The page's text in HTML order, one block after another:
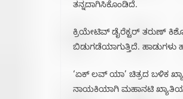
ತನ್ನದಾಗಿಸಿಕೊಂಡಿದೆ.
ಕ್ರಿಯೇಟಿವ್ ಡೈರೆಕ್ಟರ್​ ತರುಣ್
ಬಿಡುಗಡೆಯಾಗುತ್ತಿದೆ. ಹಾಡುಗಳು
‘ಏಕ್ ಲವ್ ಯಾ’ ಚಿತ್ರದ ಬಳಿಕ
ನಾಯಕಿಯಾಗಿ ಮಹಾನಟಿ ಖ್ಯಾತಿಯ